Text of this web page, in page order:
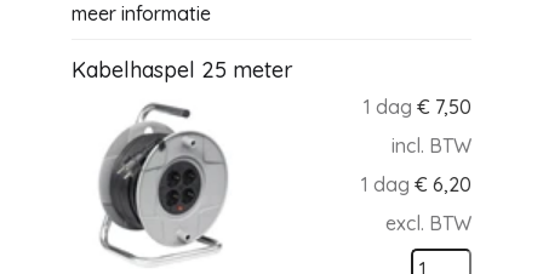
meer informatie
Kabelhaspel 25 meter
1 dag € 7,50
incl. BTW
1 dag € 6,20
excl. BTW